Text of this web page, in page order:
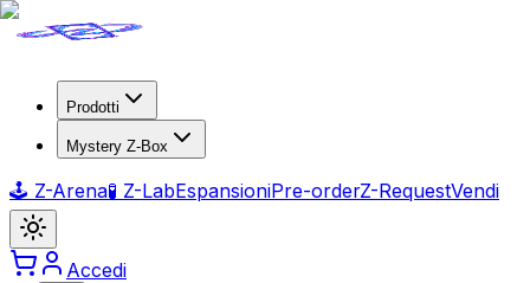
Prodotti
Mystery Z-Box
🕹️ Z-Arena🧪 Z-LabEspansioniPre-orderZ-RequestVendi
Accedi